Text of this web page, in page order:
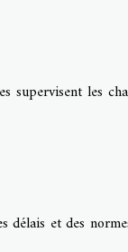
supervisent les
délais et des